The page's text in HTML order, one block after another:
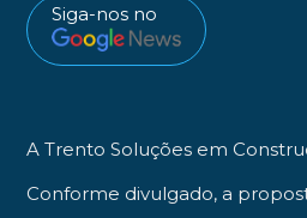
Siga-nos no
A Trento Soluções em
Conforme divulgado, a